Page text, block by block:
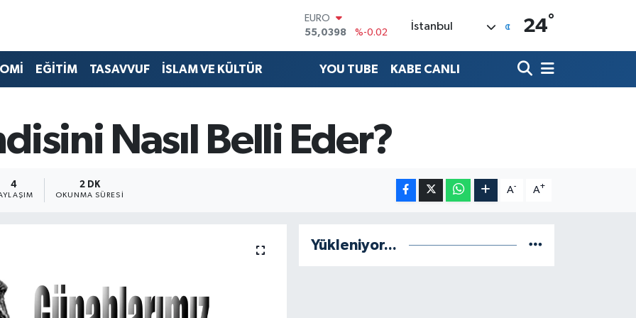
EURO
55,0398
%-0.02
GRAM ALTIN
6508.83
%4.44
BITCOIN
64.927,78
%1.32
İstanbul 24°
EĞİTİM TASAVVUF İSLAM VE KÜLTÜR YOU TUBE KABE CANLI
Nasıl Belli Eder?
4 2 DK
OKUNMA SÜRESI
A- A+
Yükleniyor...